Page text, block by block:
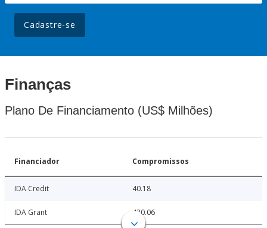
Cadastre-se
Finanças
Plano De Financiamento (US$ Milhões)
Financiador Compromissos
IDA Credit 40.18
IDA Grant 430.06